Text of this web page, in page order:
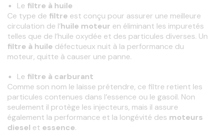
Le filtre à huile
Ce type de filtre est conçu pour assurer une meilleure
circulation de l’huile moteur en éliminant les impuretés
telles que de l’huile oxydée et des particules diverses. Un
filtre à huile défectueux nuit à la performance du
moteur, quitte à causer une panne.
Le filtre à carburant
Comme son nom le laisse prétendre, ce filtre retient les
particules contenues dans l’essence ou le gasoil. Non
seulement il protège les injecteurs, mais il assure
également la performance et la longévité des moteurs
diesel et essence.